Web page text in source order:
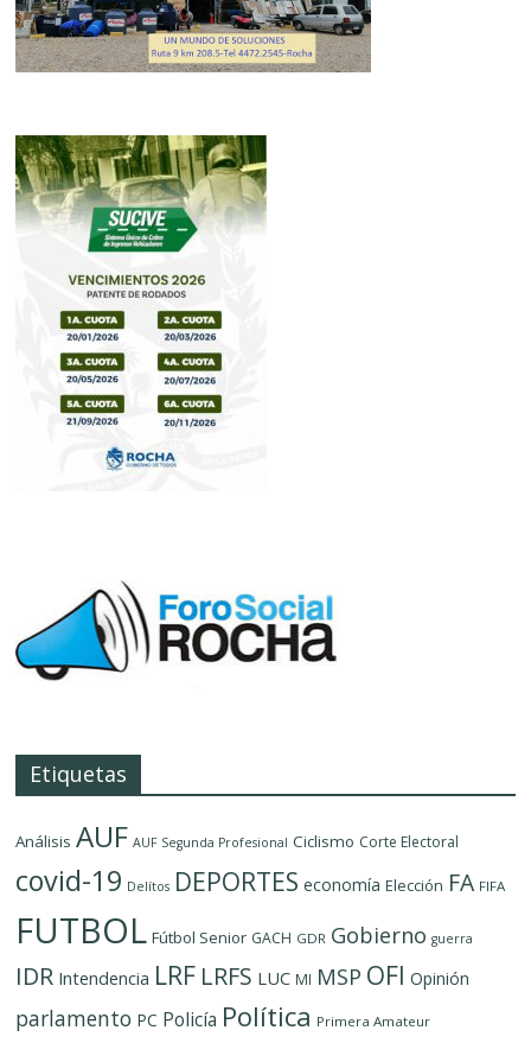
Etiquetas
Análisis AUF AUF Segunda Profesional Ciclismo Corte Electoral
covid-19 Delítos DEPORTES economía Elección FA FIFA
FUTBOL Fútbol Senior GACH GDR Gobierno guerra
IDR Intendencia LRF LRFS LUC MI MSP OFI Opinión
parlamento PC Policía Política Primera Amateur